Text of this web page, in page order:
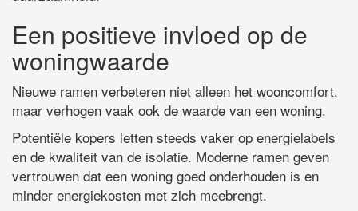
Een positieve invloed op de
woningwaarde
Nieuwe ramen verbeteren niet alleen het wooncomfort,
maar verhogen vaak ook de waarde van een woning.
Potentiële kopers letten steeds vaker op energielabels
en de kwaliteit van de isolatie. Moderne ramen geven
vertrouwen dat een woning goed onderhouden is en
minder energiekosten met zich meebrengt.